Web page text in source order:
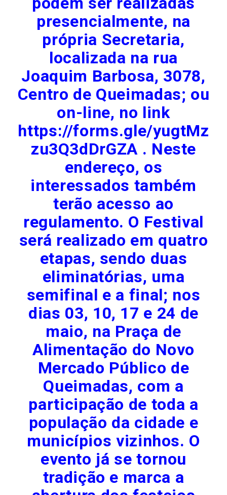
presencialmente, na
própria Secretaria,
localizada na rua
Joaquim Barbosa, 3078,
Centro de Queimadas; ou
on-line, no link
https://forms.gle/yugtMz
zu3Q3dDrGZA . Neste
endereço, os
interessados também
terão acesso ao
regulamento. O Festival
será realizado em quatro
etapas, sendo duas
eliminatórias, uma
semifinal e a final; nos
dias 03, 10, 17 e 24 de
maio, na Praça de
Alimentação do Novo
Mercado Público de
Queimadas, com a
participação de toda a
população da cidade e
municípios vizinhos. O
evento já se tornou
tradição e marca a